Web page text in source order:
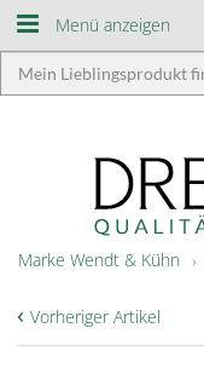
Menü anzeigen
Marke Wendt & Kühn
‹ Vorheriger Artikel